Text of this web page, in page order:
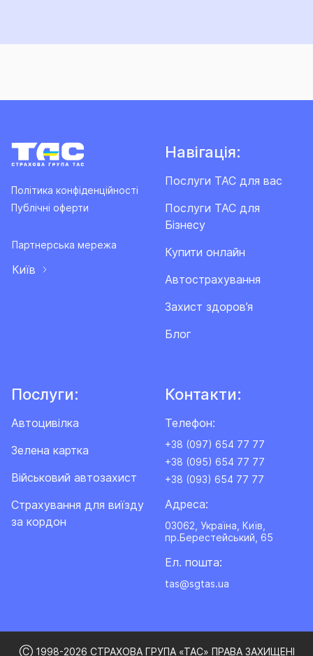
Політика конфіденційності
Публічні оферти
Партнерська мережа
Київ
Навігація:
Послуги ТАС для вас
Послуги ТАС для
Бізнесу
Купити онлайн
Автострахування
Захист здоров’я
Блог
Послуги:
Автоцивілка
Зелена картка
Військовий автозахист
Cтрахування для виїзду
за кордон
Контакти:
Телефон:
+38 (097) 654 77 77
+38 (095) 654 77 77
+38 (093) 654 77 77
Адреса:
03062, Україна, Київ,
пр.Берестейський, 65
Ел. пошта:
tas@sgtas.ua
Ⓒ 1998-2026 СТРАХОВА ГРУПА «ТАС» ПРАВА ЗАХИЩЕНІ